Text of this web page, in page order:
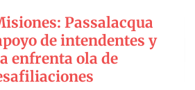
Passalacqua
de intendentes y
enfrenta ola de